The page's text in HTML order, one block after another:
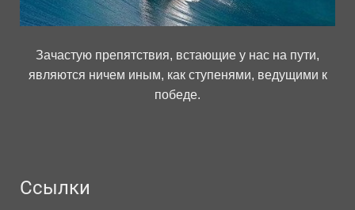
Зачастую препятствия, встающие у нас на пути,
являются ничем иным, как ступенями, ведущими к
победе.
Ссылки